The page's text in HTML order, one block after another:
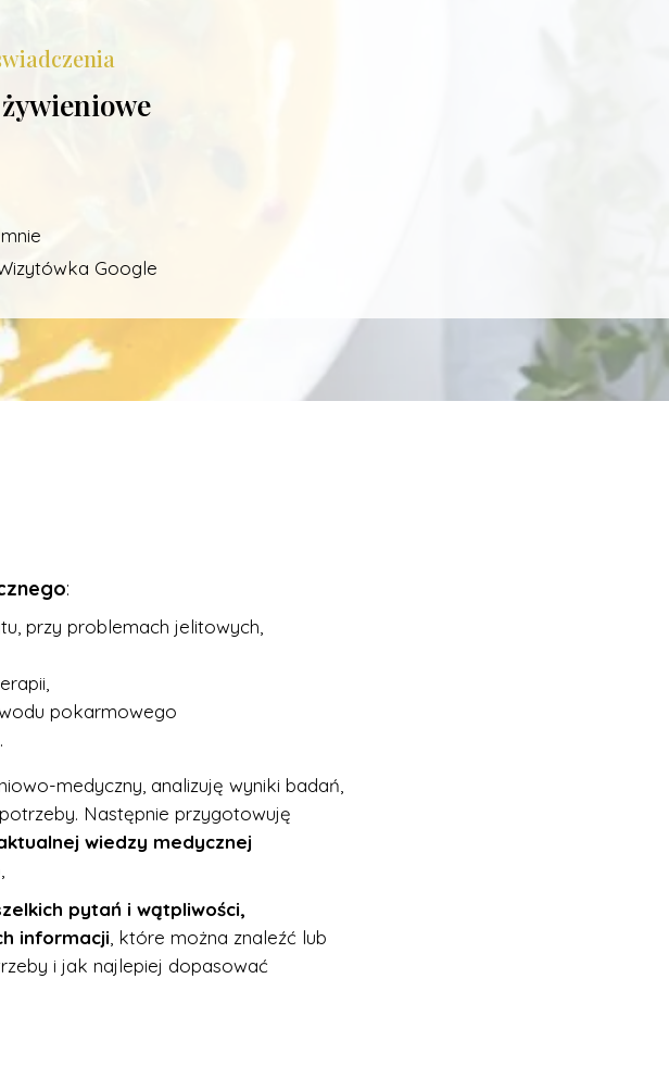
:
przy problemach jelitowych,
pokarmowego
medyczny, analizuję wyniki badań,
Następnie przygotowuję
wiedzy medycznej
pytań i wątpliwości,
informacji , które można znaleźć lub
i jak najlepiej dopasować
Google